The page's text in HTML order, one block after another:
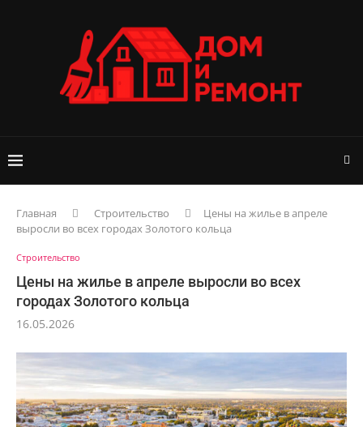
Главная Строительство
Цены на жилье в апреле
выросли во всех городах Золотого кольца
Строительство
Цены на жилье в апреле выросли во всех
городах Золотого кольца
16.05.2026